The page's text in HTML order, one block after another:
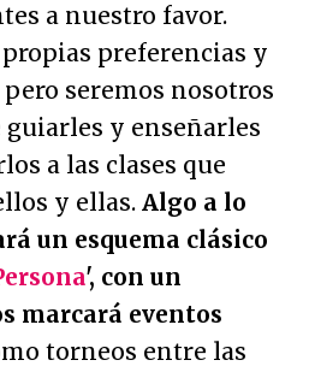
a nuestro favor.
preferencias y
seremos nosotros
guiarles y enseñarles
a las clases que
y ellas. Algo a lo
un esquema clásico
', con un
marcará eventos
torneos entre las